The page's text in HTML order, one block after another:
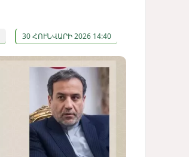
30 ՀՈՒՆՎԱՐԻ 2026 14:40